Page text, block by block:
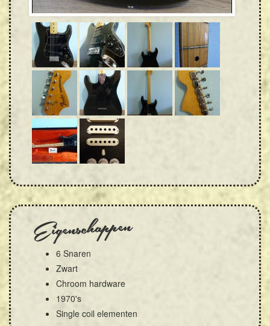
Eigenschappen
6 Snaren
Zwart
Chroom hardware
1970's
Single coil elementen